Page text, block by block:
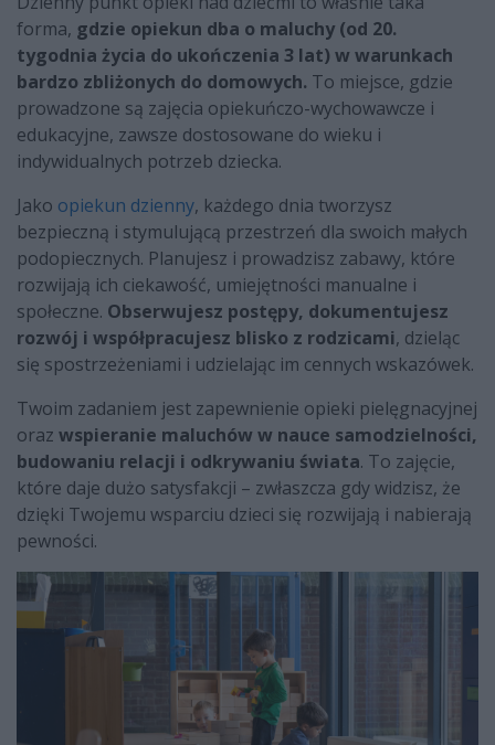
forma, gdzie opiekun dba o maluchy (od 20.
tygodnia życia do ukończenia 3 lat) w warunkach
bardzo zbliżonych do domowych. To miejsce, gdzie
prowadzone są zajęcia opiekuńczo-wychowawcze i
edukacyjne, zawsze dostosowane do wieku i
indywidualnych potrzeb dziecka.
Jako opiekun dzienny, każdego dnia tworzysz
bezpieczną i stymulującą przestrzeń dla swoich małych
podopiecznych. Planujesz i prowadzisz zabawy, które
rozwijają ich ciekawość, umiejętności manualne i
społeczne. Obserwujesz postępy, dokumentujesz
rozwój i współpracujesz blisko z rodzicami, dzieląc
się spostrzeżeniami i udzielając im cennych wskazówek.
Twoim zadaniem jest zapewnienie opieki pielęgnacyjnej
oraz wspieranie maluchów w nauce samodzielności,
budowaniu relacji i odkrywaniu świata. To zajęcie,
które daje dużo satysfakcji – zwłaszcza gdy widzisz, że
dzięki Twojemu wsparciu dzieci się rozwijają i nabierają
pewności.